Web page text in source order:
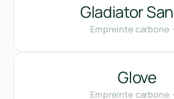
Gladiator
Empreinte carbone
Glove
Empreinte carbone